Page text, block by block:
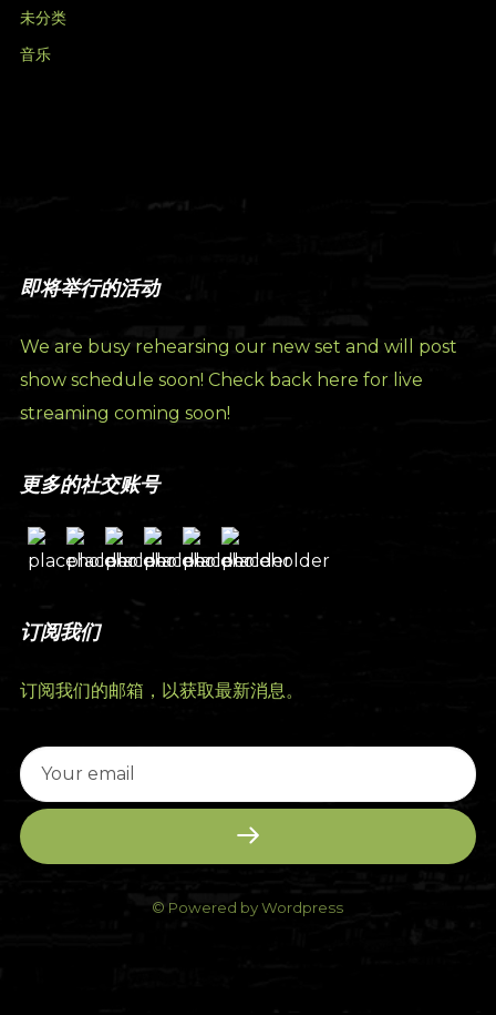
未分类
音乐
即将举行的活动
We are busy rehearsing our new set and will post
show schedule soon! Check back here for live
streaming coming soon!
更多的社交账号
订阅我们
订阅我们的邮箱，以获取最新消息。
© Powered by Wordpress